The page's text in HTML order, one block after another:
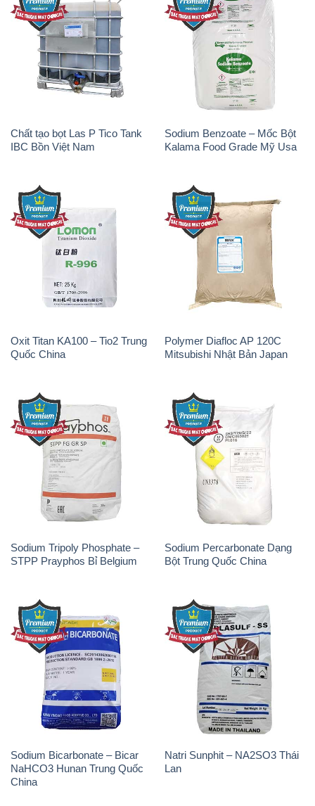
Chất tạo bọt Las P Tico Tank
IBC Bồn Việt Nam
Sodium Benzoate – Mốc Bột
Kalama Food Grade Mỹ Usa
Oxit Titan KA100 – Tio2 Trung
Polymer Diafloc AP 120C
Mitsubishi Nhật Bản Japan
Sodium Tripoly Phosphate –
STPP Prayphos Bỉ Belgium
Sodium Percarbonate Dạng
Bột Trung Quốc China
Sodium Bicarbonate – Bicar
NaHCO3 Hunan Trung Quốc
Natri Sunphit – NA2SO3 Thái